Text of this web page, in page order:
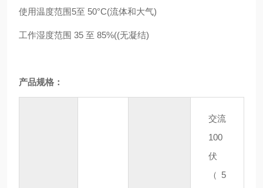
使用温度范围5至 50°C(流体和大气)
工作湿度范围 35 至 85%((无凝结)
产品规格：
交流
100
伏
（5